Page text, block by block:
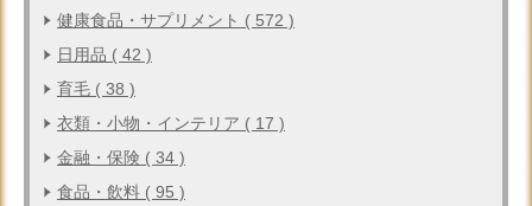
健康食品・サプリメント ( 572 )
日用品 ( 42 )
育毛 ( 38 )
衣類・小物・インテリア ( 17 )
金融・保険 ( 34 )
食品・飲料 ( 95 )